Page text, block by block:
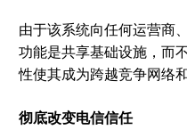
由于该系统向任何运营商
功能是共享基础设施，而
性使其成为跨越竞争网络
彻底改变电信信任